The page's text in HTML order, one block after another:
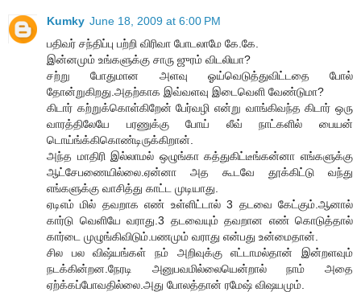
Kumky June 18, 2009 at 6:00 PM
பதிவர் சந்திப்பு பற்றி விரிவா போடலாமே கே.கே.
இன்னமும் உங்களுக்கு சாரு ஜுரம் விடலியா?
சற்று போதுமான அளவு ஓய்வெடுத்துவிட்டதை போல்
தோன்றுகிறது.அதற்காக இவ்வளவு இடைவெளி வேண்டுமா?
கிடார் கற்றுக்கொள்கிறேன் பேர்வழி என்று வாங்கிவந்த கிடார் ஒரு
வாரத்திலேயே பரணுக்கு போய் லீவ் நாட்களில் பையன்
டொய்ங்க்கிகொண்டிருக்கிறான்.
அந்த மாதிரி இல்லாமல் ஒழுங்கா கத்துகிட்டீங்கன்னா எங்களுக்கு
ஆட்சேபணையில்லை.ஏன்னா அத கூடவே தூக்கிட்டு வந்து
எங்களுக்கு வாசித்து காட்ட முடியாது.
ஏடிஎம் மில் தவறாக எண் உள்ளிட்டால் 3 தடவை கேட்கும்.ஆனால்
கார்டு வெளியே வராது.3 தடவையும் தவறான எண் கொடுத்தால்
கார்டை முழுங்கிவிடும்.பணமும் வராது என்பது உன்மைதான்.
சில பல விஷ்யங்கள் நம் அறிவுக்கு எட்டாமல்தான் இன்றளவும்
நடக்கின்றன.நேரடி அனுபவமில்லையென்றால் நாம் அதை
ஏற்க்கப்போவதில்லை.அது போலத்தான் ரமேஷ் விஷயமும்.